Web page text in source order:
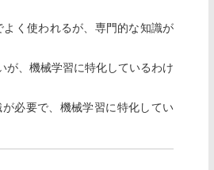
く使われるが、専門的な知識が
、機械学習に特化しているわけ
必要で、機械学習に特化してい